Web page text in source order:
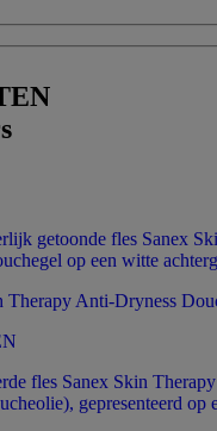
Therapy Anti-Dryness